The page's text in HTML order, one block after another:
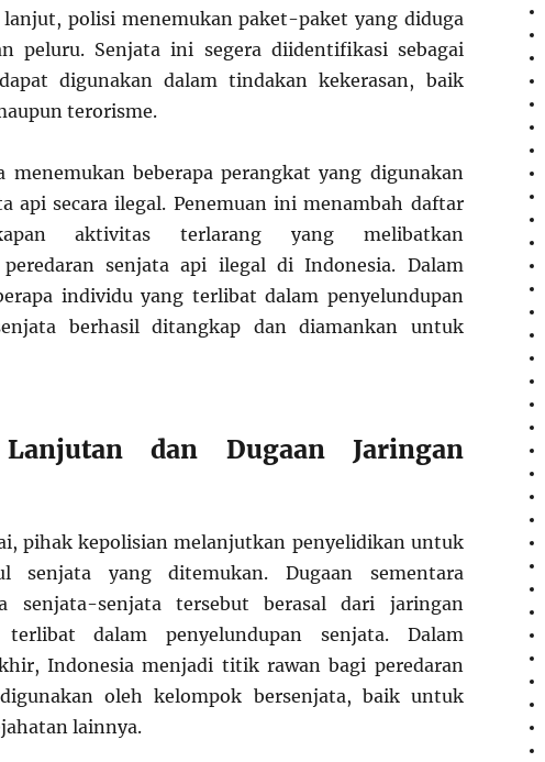
lanjut, polisi menemukan paket-paket yang diduga
peluru. Senjata ini segera diidentifikasi sebagai
digunakan dalam tindakan kekerasan, baik
terorisme.
menemukan beberapa perangkat yang digunakan
api secara ilegal. Penemuan ini menambah daftar
aktivitas terlarang yang melibatkan
senjata api ilegal di Indonesia. Dalam
individu yang terlibat dalam penyelundupan
berhasil ditangkap dan diamankan untuk
Lanjutan dan Dugaan Jaringan
pihak kepolisian melanjutkan penyelidikan untuk
senjata yang ditemukan. Dugaan sementara
senjata-senjata tersebut berasal dari jaringan
dalam penyelundupan senjata. Dalam
Indonesia menjadi titik rawan bagi peredaran
oleh kelompok bersenjata, baik untuk
lainnya.